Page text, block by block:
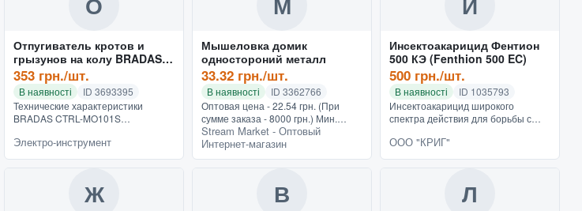
Отпугиватель кротов и
грызунов на колу BRADAS
CTRL-MO101S
353 грн./шт.
В наявності
ID 3693395
Технические характеристики
BRADAS CTRL-MO101S
устройства Питание на солнечных
батареях Конструктивные и
Электро-инструмент
Мышеловка домик
одностороний металл
33.32 грн./шт.
В наявності
ID 3362766
Оптовая цена - 22.54 грн. (При
сумме заказа - 8000 грн.) Мин.
заказ - 150 грн.Описание будет
добавлено в ближайшее время
Характеристики Вид Ловушки...
Stream Market - Оптовый
Интернет-магазин
Инсектоакарицид Фентион
500 КЭ (Fenthion 500 EC)
500 грн./шт.
В наявності
ID 1035793
Инсектоакарицид широкого
спектра действия для борьбы с
иксодовыми клещами. ДВ -
фентион 50% В отличие от других
ООО "КРИГ"
Ж В Л